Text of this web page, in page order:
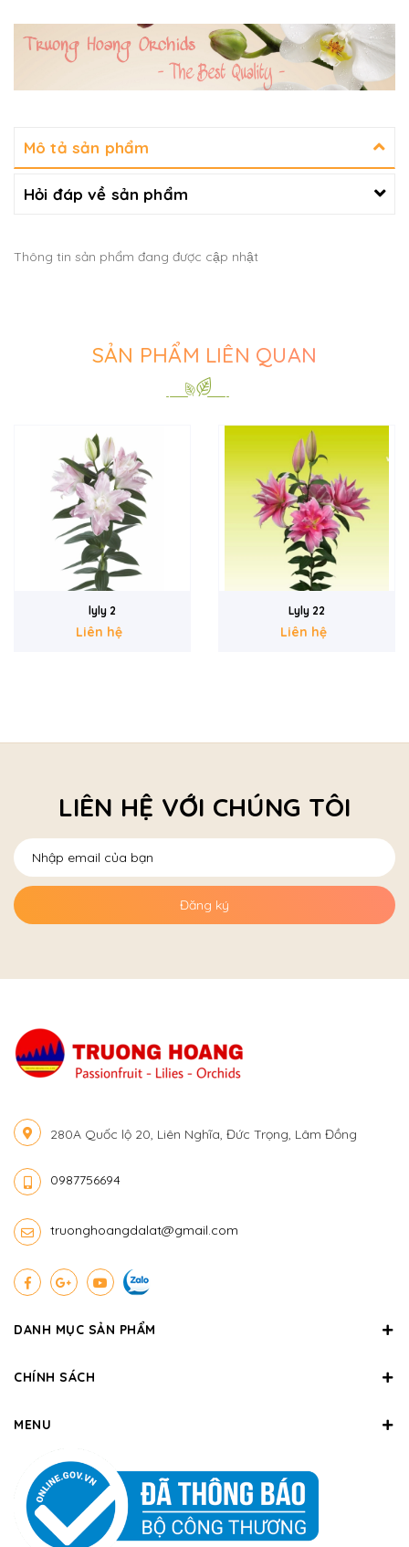
Mô tả sản phẩm
Hỏi đáp về sản phẩm
Thông tin sản phẩm đang được cập nhật
SẢN PHẨM LIÊN QUAN
lyly 2
Liên hệ
Lyly 22
Liên hệ
LIÊN HỆ VỚI CHÚNG TÔI
Đăng ký
280A Quốc lộ 20, Liên Nghĩa, Đức Trọng, Lâm Đồng
0987756694
truonghoangdalat@gmail.com
DANH MỤC SẢN PHẨM
CHÍNH SÁCH
MENU